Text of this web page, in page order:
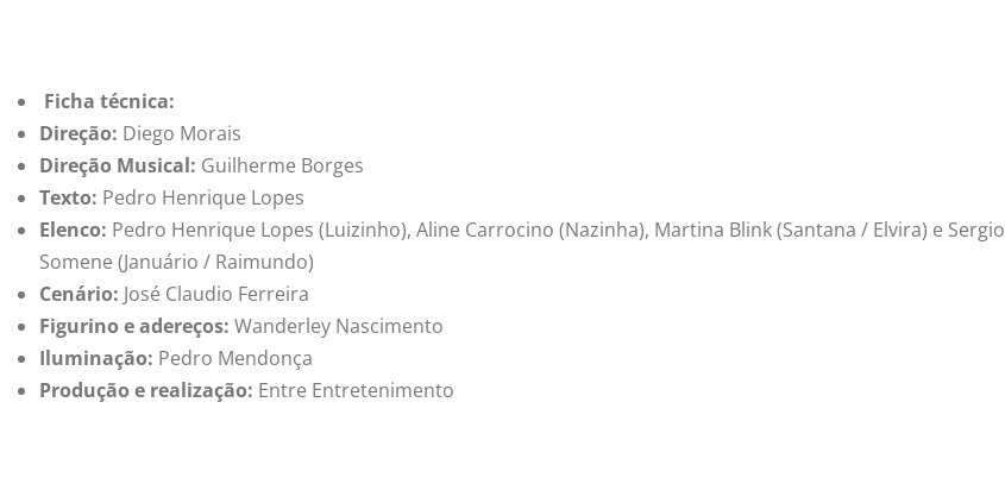
Ficha técnica:
Direção: Diego Morais
Direção Musical: Guilherme Borges
Texto: Pedro Henrique Lopes
Elenco: Pedro Henrique Lopes (Luizinho), Aline Carrocino (Nazinha), Martina Blink (Santana / Elvira) e Sergio
Somene (Januário / Raimundo)
Cenário: José Claudio Ferreira
Figurino e adereços: Wanderley Nascimento
Iluminação: Pedro Mendonça
Produção e realização: Entre Entretenimento